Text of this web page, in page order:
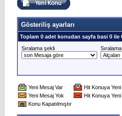
Gösteriliş ayarları
Toplam 0 adet konudan sayfa basi 0
Sıralama şekli
Yeni Mesaj Var
Hit Konuya Yeni
Yeni Mesaj Yok
Hit Konuya Yeni
Konu Kapatılmıştır